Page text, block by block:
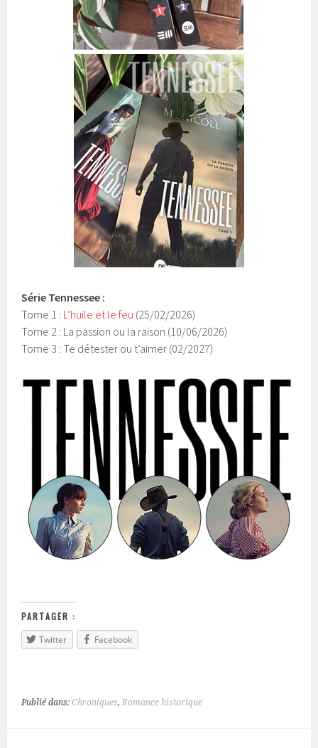
Série Tennessee :
Tome 1 : L’huile et le feu (25/02/2026)
Tome 2 : La passion ou la raison (10/06/2026)
Tome 3 : Te détester ou t’aimer (02/2027)
PARTAGER :
Twitter
Facebook
Publié dans:Chroniques,Romance historique